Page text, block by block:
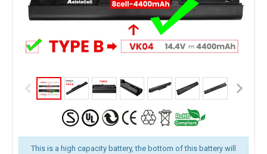
This is a high capacity battery, the bottom of this battery will